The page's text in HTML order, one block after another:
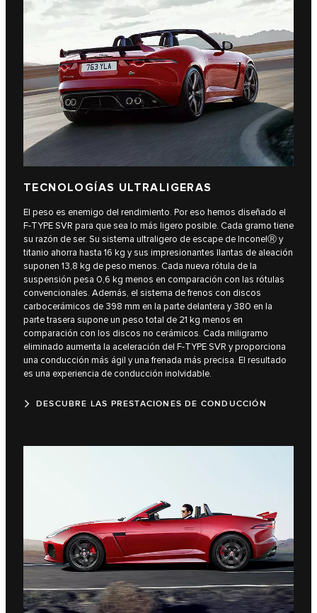
TECNOLOGÍAS ULTRALIGERAS
El peso es enemigo del rendimiento. Por eso hemos diseñado el
F‑TYPE SVR para que sea lo más ligero posible. Cada gramo tiene
su razón de ser. Su sistema ultraligero de escape de InconelⓇ y
titanio ahorra hasta 16 kg y sus impresionantes llantas de aleación
suponen 13,8 kg de peso menos. Cada nueva rótula de la
suspensión pesa 0,6 kg menos en comparación con las rótulas
convencionales. Además, el sistema de frenos con discos
carbocerámicos de 398 mm en la parte delantera y 380 en la
parte trasera supone un peso total de 21 kg menos en
comparación con los discos no cerámicos. Cada miligramo
eliminado aumenta la aceleración del F‑TYPE SVR y proporciona
una conducción más ágil y una frenada más precisa. El resultado
es una experiencia de conducción inolvidable.
DESCUBRE LAS PRESTACIONES DE CONDUCCIÓN